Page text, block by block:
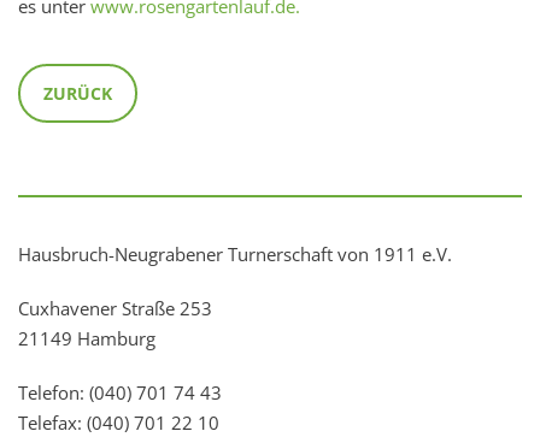
es unter www.rosengartenlauf.de.
ZURÜCK
Hausbruch-Neugrabener Turnerschaft von 1911 e.V.
Cuxhavener Straße 253
21149 Hamburg
Telefon: (040) 701 74 43
Telefax: (040) 701 22 10